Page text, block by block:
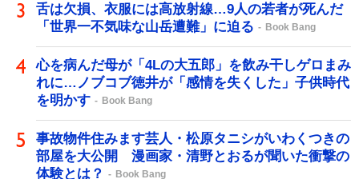
舌は欠損、衣服には高放射線…9人の若者が死んだ
「世界一不気味な山岳遭難」に迫る
Book Bang
心を病んだ母が「4Lの大五郎」を飲み干しゲロまみ
れに…ノブコブ徳井が「感情を失くした」子供時代
を明かす
Book Bang
事故物件住みます芸人・松原タニシがいわくつきの
部屋を大公開 漫画家・清野とおるが聞いた衝撃の
体験とは？
Book Bang